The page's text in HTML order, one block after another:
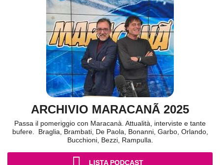
ARCHIVIO MARACANÃ 2025
Passa il pomeriggio con Maracanà. Attualità, interviste e tante
bufere. Braglia, Brambati, De Paola, Bonanni, Garbo, Orlando,
Bucchioni, Bezzi, Rampulla.
LISTA PODCAST